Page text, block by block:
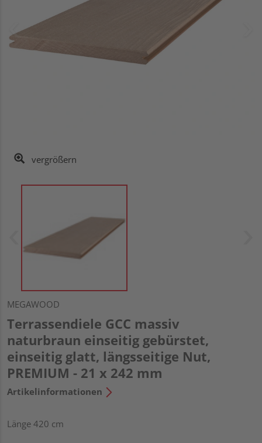
vergrößern
MEGAWOOD
Terrassendiele GCC massiv
naturbraun einseitig gebürstet,
einseitig glatt, längsseitige Nut,
PREMIUM - 21 x 242 mm
Artikelinformationen
Länge 420 cm